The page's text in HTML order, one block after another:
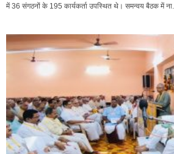
में 36 संगठनों के 195 कार्यकर्ता उपस्थित थे। समन्वय बैठक में ना...